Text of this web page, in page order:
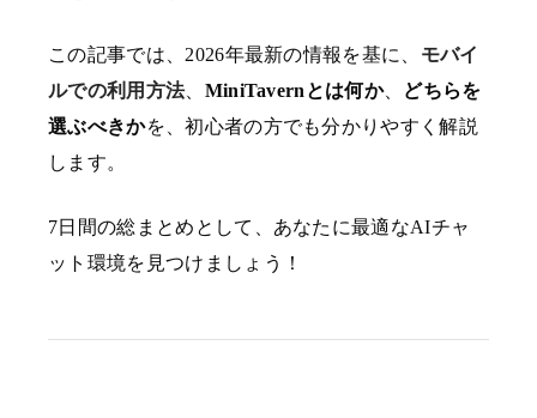
この記事では、2026年最新の情報を基に、 モバイ
ルでの利用方法、 MiniTavernとは何か、 どちらを
選ぶべきかを、初心者の方でも分かりやすく解説
します。
7日間の総まとめとして、あなたに最適なAIチャ
ット環境を見つけましょう！